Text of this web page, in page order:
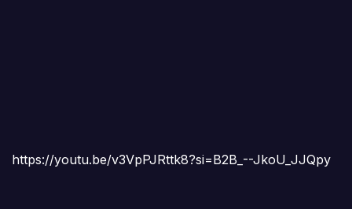
https://youtu.be/v3VpPJRttk8?si=B2B_--JkoU_JJQpy